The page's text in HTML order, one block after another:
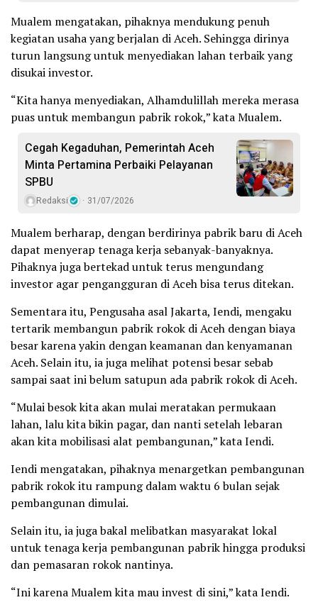
Mualem mengatakan, pihaknya mendukung penuh
kegiatan usaha yang berjalan di Aceh. Sehingga dirinya
turun langsung untuk menyediakan lahan terbaik yang
disukai investor.
“Kita hanya menyediakan, Alhamdulillah mereka merasa
puas untuk membangun pabrik rokok,” kata Mualem.
Cegah Kegaduhan, Pemerintah Aceh
Minta Pertamina Perbaiki Pelayanan
SPBU
Redaksi 31/07/2026
Mualem berharap, dengan berdirinya pabrik baru di Aceh
dapat menyerap tenaga kerja sebanyak-banyaknya.
Pihaknya juga bertekad untuk terus mengundang
investor agar pengangguran di Aceh bisa terus ditekan.
Sementara itu, Pengusaha asal Jakarta, Iendi, mengaku
tertarik membangun pabrik rokok di Aceh dengan biaya
besar karena yakin dengan keamanan dan kenyamanan
Aceh. Selain itu, ia juga melihat potensi besar sebab
sampai saat ini belum satupun ada pabrik rokok di Aceh.
“Mulai besok kita akan mulai meratakan permukaan
lahan, lalu kita bikin pagar, dan nanti setelah lebaran
akan kita mobilisasi alat pembangunan,” kata Iendi.
Iendi mengatakan, pihaknya menargetkan pembangunan
pabrik rokok itu rampung dalam waktu 6 bulan sejak
pembangunan dimulai.
Selain itu, ia juga bakal melibatkan masyarakat lokal
untuk tenaga kerja pembangunan pabrik hingga produksi
dan pemasaran rokok nantinya.
“Ini karena Mualem kita mau invest di sini,” kata Iendi.